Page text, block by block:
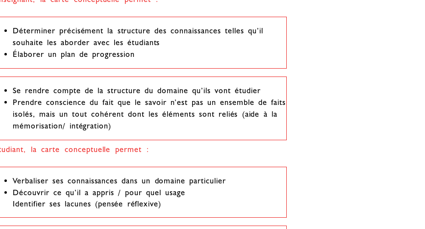
Déterminer précisément la structure des connaissances telles qu’il
souhaite les aborder avec les étudiants
Élaborer un plan de progression
Se rendre compte de la structure du domaine qu’ils vont étudier
Prendre conscience du fait que le savoir n’est pas un ensemble de faits
isolés, mais un tout cohérent dont les éléments sont reliés (aide à la
mémorisation/ intégration)
la carte conceptuelle permet :
Verbaliser ses connaissances dans un domaine particulier
Découvrir ce qu’il a appris / pour quel usage
Identifier ses lacunes (pensée réflexive)